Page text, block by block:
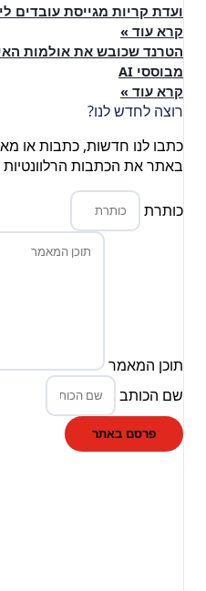
ועדת קריות מגייסת עובדים
קרא עוד »
הטרנד שכובש את אולמות
מבוססי AI
קרא עוד »
רוצה לחדש לנו?
כתבו לנו חדשות, כתבות או
באתר את הכתבות הרלוונטיות
כותרת
תוכן המאמר
שם הכותב
פרסם באתר